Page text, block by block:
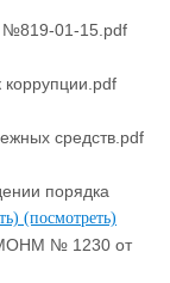
№819-01-15.pdf
средств.pdf
порядка
(посмотреть)
МОНМ № 1230 от